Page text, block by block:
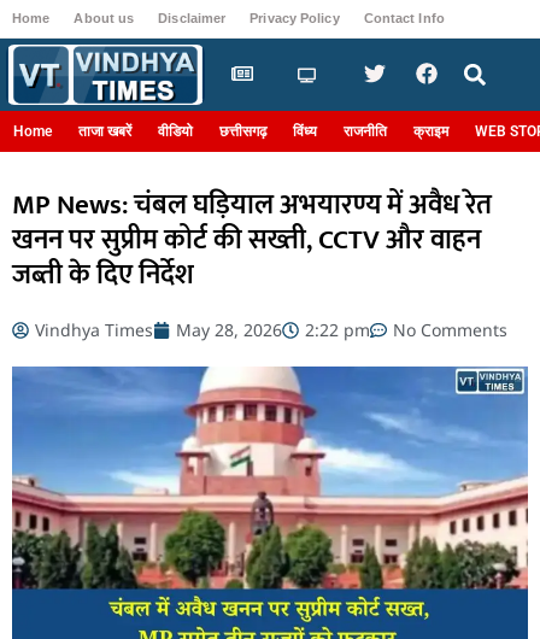
Home About us Disclaimer Privacy Policy Contact Info
Home ताजा खबरें वीडियो छत्तीसगढ़ विंध्य राजनीति क्राइम WEB
MP News: चंबल घड़ियाल अभयारण्य में अवैध रेत
खनन पर सुप्रीम कोर्ट की सख्ती, CCTV और वाहन
जब्ती के दिए निर्देश
Vindhya Times May 28, 2026 2:22 pm No Comments